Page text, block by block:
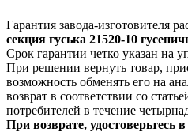
Гарантия завода-изготовителя
секция гуська 21520-10
Срок гарантии четко указан на
При решении вернуть товар,
возможность обменять его на
возврат в соответствии со
потребителей в течение
При возврате, удостоверьтесь